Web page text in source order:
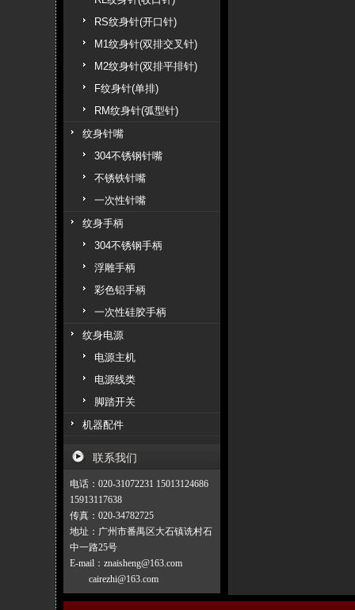
RS纹身针(开口针)
M1纹身针(双排交叉针)
M2纹身针(双排平排针)
F纹身针(单排)
RM纹身针(弧型针)
纹身针嘴
304不锈钢针嘴
不锈铁针嘴
一次性针嘴
纹身手柄
304不锈钢手柄
浮雕手柄
彩色铝手柄
一次性硅胶手柄
纹身电源
电源主机
电源线类
脚踏开关
机器配件
联系我们
电话：020-31072231 15013124686
15913117638
传真：020-34782725
地址：广州市番禺区大石镇诜村石
中一路25号
E-mail：znaisheng@163.com
cairezhi@163.com